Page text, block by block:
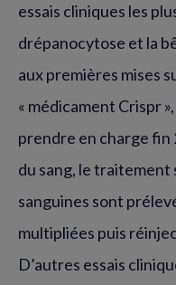
essais cliniques les
drépanocytose et la
aux premières mises
« médicament Crispr
prendre en charge fin
du sang, le traitement
sanguines sont
multipliées puis
D’autres essais